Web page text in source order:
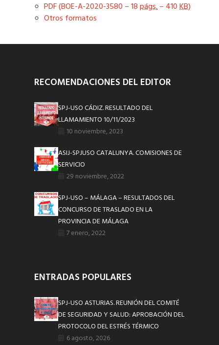
PDF (BOE-A-2020-3580 – 18págs.– 410KB)
Otros formatos
RECOMENDACIONES DEL EDITOR
SPJ-USO CÁDIZ. RESULTADO DEL
LLAMAMIENTO 10/11/2023
10 noviembre, 2023
ASIJ-SPJUSO CATALUNYA. COMISIONES DE
SERVICIO
29 noviembre, 2022
SPJ-USO – MÁLAGA – RESULTADOS DEL
CONCURSO DE TRASLADO EN LA
PROVINCIA DE MÁLAGA
7 enero, 2022
ENTRADAS POPULARES
SPJ-USO ASTURIAS. REUNIÓN DEL COMITÉ
DE SEGURIDAD Y SALUD: APROBACIÓN DEL
PROTOCOLO DEL ESTRÉS TÉRMICO
6 agosto, 2026